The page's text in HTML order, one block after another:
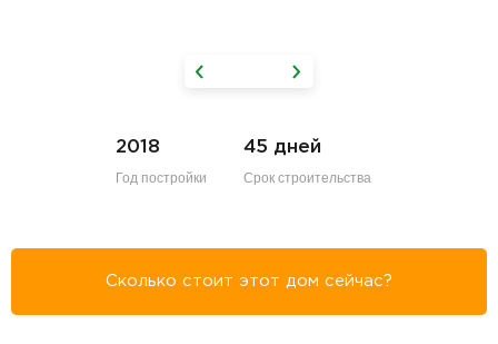
2018
Год постройки
45 дней
Срок строительства
Сколько стоит этот дом сейчас?